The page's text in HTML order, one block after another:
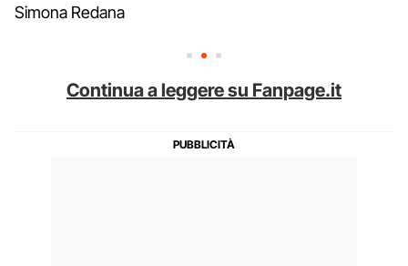
Simona Redana
Continua a leggere su Fanpage.it